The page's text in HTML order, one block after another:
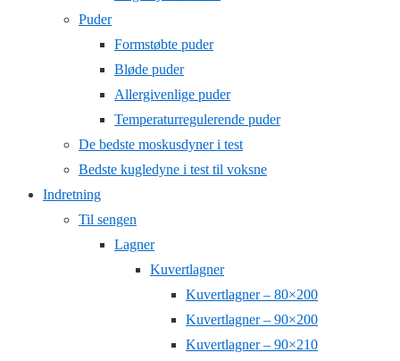
Puder
Formstøbte puder
Bløde puder
Allergivenlige puder
Temperaturregulerende puder
De bedste moskusdyner i test
Bedste kugledyne i test til voksne
Indretning
Til sengen
Lagner
Kuvertlagner
Kuvertlagner – 80×200
Kuvertlagner – 90×200
Kuvertlagner – 90×210